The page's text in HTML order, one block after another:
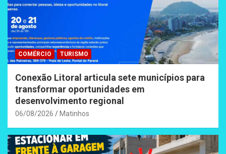
COMÉRCIO TURISMO
Conexão Litoral articula sete municípios para
transformar oportunidades em
desenvolvimento regional
06/08/2026 Matinhos